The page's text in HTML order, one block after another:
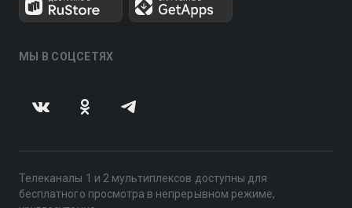
МЫ В СОЦСЕТЯХ
Телеканалы 1 и 2 мультиплексов доступны для
бесплатного просмотра в непрерывном режиме,